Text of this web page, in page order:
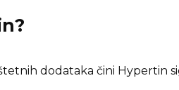
?
dodataka čini Hypertin